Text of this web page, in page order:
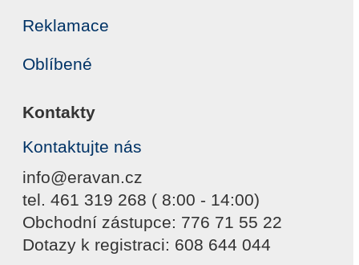
Reklamace
Oblíbené
Kontakty
Kontaktujte nás
info@eravan.cz
tel. 461 319 268 ( 8:00 - 14:00)
Obchodní zástupce: 776 71 55 22
Dotazy k registraci: 608 644 044